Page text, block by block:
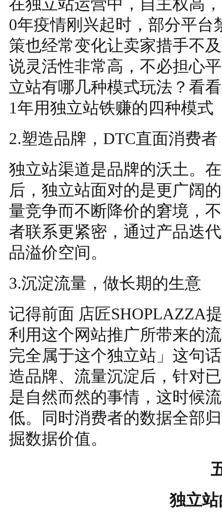
在独立站运营中，自主权高
0年疫情刚兴起时，部分平
策也经常变化让卖家措手不
说灵活性非常高，不必担心
立站有哪几种模式玩法？看
1年用独立站铁赚的四种模式
2.塑造品牌，DTC直面消费者
独立站渠道是品牌的沃土。
后，独立站面对的是更广阔
量竞争而不断降价的窘境，
者联系更紧密，通过产品迭
品溢价空间。
3.沉淀流量，做长期的生意
记得前面 店匠SHOPLAZZA
利用这个网站推广所带来的
完全属于这个独立站」这句
造品牌、流量沉淀后，针对
是自然而然的事情，这时候
低。同时消费者的数据全部
掘数据价值。
独立